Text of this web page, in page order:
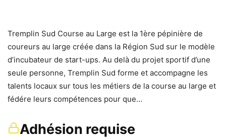
Tremplin Sud Course au Large est la 1ère pépinière de
coureurs au large créée dans la Région Sud sur le modèle
d’incubateur de start-ups. Au delà du projet sportif d’une
seule personne, Tremplin Sud forme et accompagne les
talents locaux sur tous les métiers de la course au large et
fédére leurs compétences pour que…
Adhésion requise